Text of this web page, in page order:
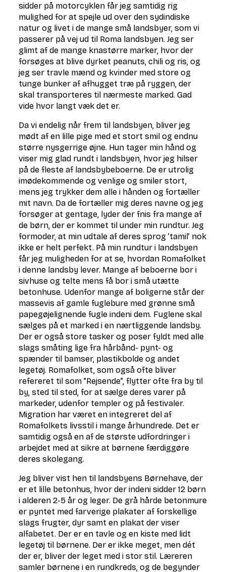
sidder på motorcyklen får jeg samtidig rig
mulighed for at spejle ud over den sydindiske
natur og livet i de mange små landsbyer, som vi
passerer på vej ud til Roma landsbyen. Jeg ser
glimt af de mange knastørre marker, hvor der
forsøges at blive dyrket peanuts, chili og ris, og
jeg ser travle mænd og kvinder med store og
tunge bunker af afhugget træ på ryggen, der
skal transporteres til nærmeste marked. Gad
vide hvor langt væk det er.
Da vi endelig når frem til landsbyen, bliver jeg
mødt af en lille pige med et stort smil og endnu
større nysgerrige øjne. Hun tager min hånd og
viser mig glad rundt i landsbyen, hvor jeg hilser
på de fleste af landsbybeboerne. De er utrolig
imødekommende og venlige og smiler stort,
mens jeg trykker dem alle i hånden og fortæller
mit navn. Da de fortæller mig deres navne og jeg
forsøger at gentage, lyder der fnis fra mange af
de børn, der er kommet til under min rundtur. Jeg
formoder, at min udtale af deres sprog ’tamil’ nok
ikke er helt perfekt. På min rundtur i landsbyen
får jeg muligheden for at se, hvordan Romafolket
i denne landsby lever. Mange af beboerne bor i
sivhuse og telte mens få bor i små utætte
betonhuse. Udenfor mange af boligerne står der
massevis af gamle fuglebure med grønne små
papegøjelignende fugle indeni dem. Fuglene skal
sælges på et marked i en nærtliggende landsby.
Der er også store tasker og poser fyldt med alle
slags småting lige fra hårbånd- pynt- og
spænder til bamser, plastikbolde og andet
legetøj. Romafolket, som også ofte bliver
refereret til som ”Rejsende”, flytter ofte fra by til
by, sted til sted, for at sælge deres varer på
markeder, udenfor templer og på festivaler.
Migration har været en integreret del af
Romafolkets livsstil i mange århundrede. Det er
samtidig også en af de største udfordringer i
arbejdet med at sikre at børnene færdiggøre
deres skolegang.
Jeg bliver vist hen til landsbyens Børnehave, der
er et lille betonhus, hvor der indeni sidder 12 børn
i alderen 2-5 år og leger. De grå hårde betonmure
er pyntet med farverige plakater af forskellige
slags frugter, dyr samt en plakat der viser
alfabetet. Der er en tavle og en kiste med lidt
legetøj til børnene. Der er ikke meget, men dét
der er, bliver der leget med i stor stil. Læreren
samler børnene i en rundkreds, og de begynder